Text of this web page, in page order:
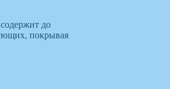
до
покрывая